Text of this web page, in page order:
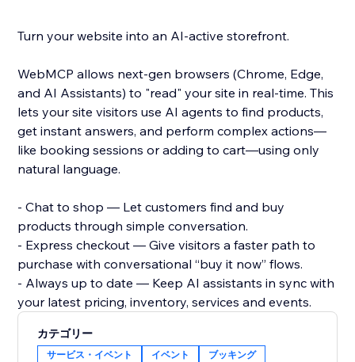
Turn your website into an AI-active storefront.
WebMCP allows next-gen browsers (Chrome, Edge,
and AI Assistants) to "read" your site in real-time. This
lets your site visitors use AI agents to find products,
get instant answers, and perform complex actions—
like booking sessions or adding to cart—using only
natural language.
- Chat to shop — Let customers find and buy
products through simple conversation.
- Express checkout — Give visitors a faster path to
purchase with conversational “buy it now” flows.
- Always up to date — Keep AI assistants in sync with
your latest pricing, inventory, services and events.
カテゴリー
サービス・イベント イベント
ブッキング